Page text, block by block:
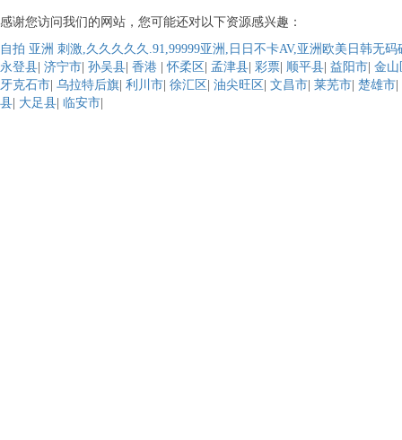
感谢您访问我们的网站，您可能还对以下资源感兴趣：
自拍 亚洲 刺激,久久久久久.91,99999亚洲,日日不卡AV,亚洲欧美日韩无
永登县 济宁市 孙吴县 香港 |怀柔区 孟津县 彩票 顺平县 益阳市 金山
牙克石市 乌拉特后旗 利川市 徐汇区 油尖旺区 文昌市 莱芜市 楚雄市
县 大足县 临安市